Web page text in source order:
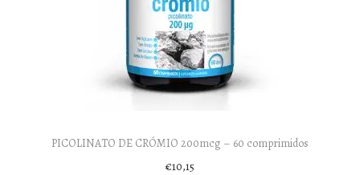
PICOLINATO DE CRÓMIO 200mcg – 60 comprimidos
€10,15